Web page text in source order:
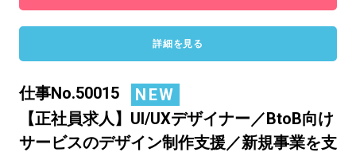
詳細を見る
仕事No.50015
NEW
【正社員求人】UI/UXデザイナー／BtoB向け
サービスのデザイン制作支援／新規事業を支